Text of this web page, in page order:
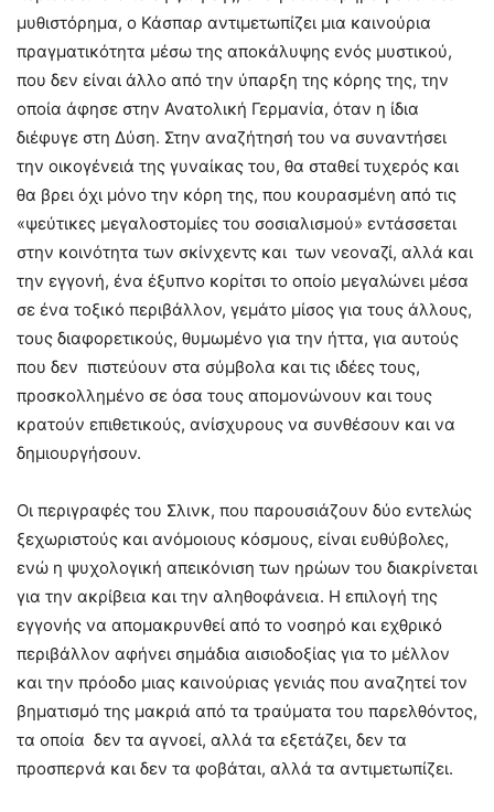
μυθιστόρημα, ο Κάσπαρ αντιμετωπίζει μια καινούρια
πραγματικότητα μέσω της αποκάλυψης ενός μυστικού,
που δεν είναι άλλο από την ύπαρξη της κόρης της, την
οποία άφησε στην Ανατολική Γερμανία, όταν η ίδια
διέφυγε στη Δύση. Στην αναζήτησή του να συναντήσει
την οικογένειά της γυναίκας του, θα σταθεί τυχερός και
θα βρει όχι μόνο την κόρη της, που κουρασμένη από τις
«ψεύτικες μεγαλοστομίες του σοσιαλισμού» εντάσσεται
στην κοινότητα των σκίνχεντς και των νεοναζί, αλλά και
την εγγονή, ένα έξυπνο κορίτσι το οποίο μεγαλώνει μέσα
σε ένα τοξικό περιβάλλον, γεμάτο μίσος για τους άλλους,
τους διαφορετικούς, θυμωμένο για την ήττα, για αυτούς
που δεν πιστεύουν στα σύμβολα και τις ιδέες τους,
προσκολλημένο σε όσα τους απομονώνουν και τους
κρατούν επιθετικούς, ανίσχυρους να συνθέσουν και να
δημιουργήσουν.
Οι περιγραφές του Σλινκ, που παρουσιάζουν δύο εντελώς
ξεχωριστούς και ανόμοιους κόσμους, είναι ευθύβολες,
ενώ η ψυχολογική απεικόνιση των ηρώων του διακρίνεται
για την ακρίβεια και την αληθοφάνεια. Η επιλογή της
εγγονής να απομακρυνθεί από το νοσηρό και εχθρικό
περιβάλλον αφήνει σημάδια αισιοδοξίας για το μέλλον
και την πρόοδο μιας καινούριας γενιάς που αναζητεί τον
βηματισμό της μακριά από τα τραύματα του παρελθόντος,
τα οποία δεν τα αγνοεί, αλλά τα εξετάζει, δεν τα
προσπερνά και δεν τα φοβάται, αλλά τα αντιμετωπίζει.